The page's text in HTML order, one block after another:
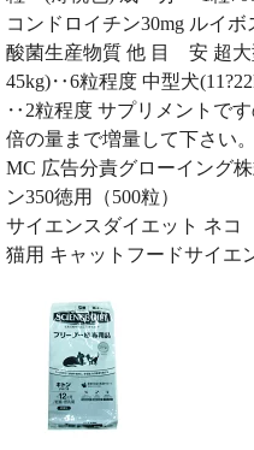
コンドロイチン30mg ルイ
酸菌生産物質 他 目 安 超大
45kg)‥6粒程度 中型犬
‥2粒程度 サプリメントで
倍の量まで増量して下さい
MC 広告分責グローイング株
ン350徳用（500粒）
サイエンスダイエット
猫用 キャットフードサイエ